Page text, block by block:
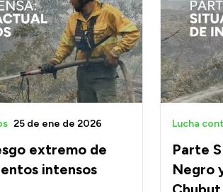
extremo de
intensos
25 de ene de 2026
Parte
Negro
Lucha